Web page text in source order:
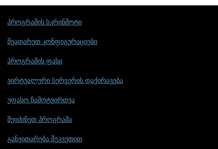
პროგრამის სკრინშოტი
შეადარეთ კონფიგურაციები
პროგრამის ფასი
ვირტუალური სერვერის დაქირავება
უფასო ჩამოტვირთვა
შეიძინეთ პროგრამა
განვითარება შეკვეთით